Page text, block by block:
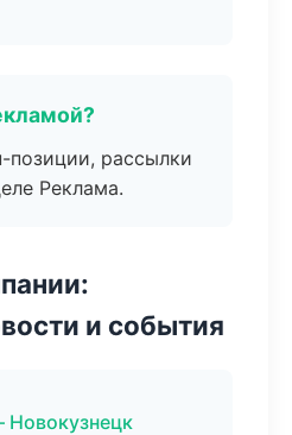
позиции, рассылки
Реклама.
и события